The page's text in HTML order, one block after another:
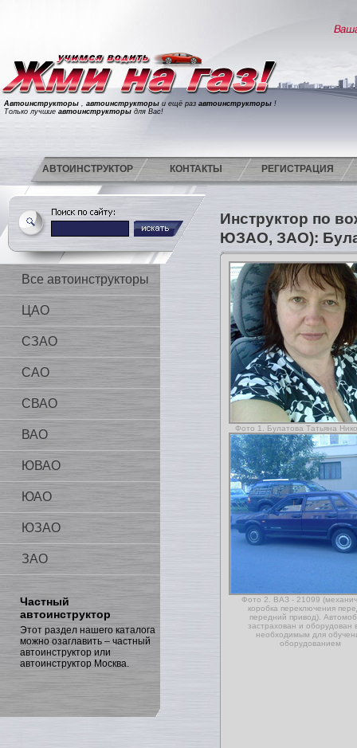
Автоинструкторы , автоинструкторы и ещё раз автоинструкторы !
Только лучшие автоинструкторы для Вас!
АВТОИНСТРУКТОР КОНТАКТЫ РЕГИСТРАЦИЯ
Все автоинструкторы
ЦАО
СЗАО
САО
СВАО
ВАО
ЮВАО
ЮАО
ЮЗАО
ЗАО
Частный
автоинструктор
Этот раздел нашего каталога
можно озаглавить – частный
автоинструктор или
автоинструктор Москва.
Инструктор по
ЮЗАО, ЗАО):
Фото 1. Булатова Татьяна
Фото 2. ВАЗ - 21099
коробка переключения
передний привод).
застрахован и оборудован
необходимым для
оборудованием